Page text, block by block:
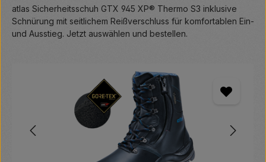
atlas Sicherheitsschuh GTX 945 XP® Thermo S3 inklusive
Schnürung mit seitlichem Reißverschluss für komfortablen Ein-
und Ausstieg. Jetzt auswählen und bestellen.